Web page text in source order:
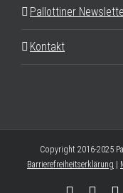
Pallottiner
Kontakt
Copyright 2016-2025
Barrierefreiheitserklärung